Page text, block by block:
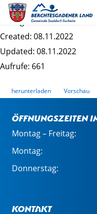
Kalender_2023
Dateigrösse: 3.35 MB
Created: 08.11.2022
Updated: 08.11.2022
Aufrufe: 661
herunterladen Vorschau
Öffnungszeiten
Montag – Freitag:
Montag:
Donnerstag:
Kontakt